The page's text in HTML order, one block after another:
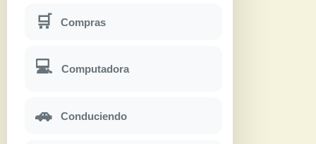
🛒 Compras
💻 Computadora
🚗 Conduciendo